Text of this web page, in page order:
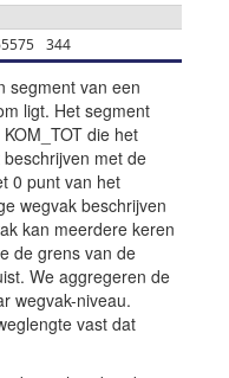
344
segment van een
ligt. Het segment
die het
met de
0 punt van het
wegvak beschrijven
kan meerdere keren
de grens van de
We aggregeren de
wegvak-niveau.
vast dat